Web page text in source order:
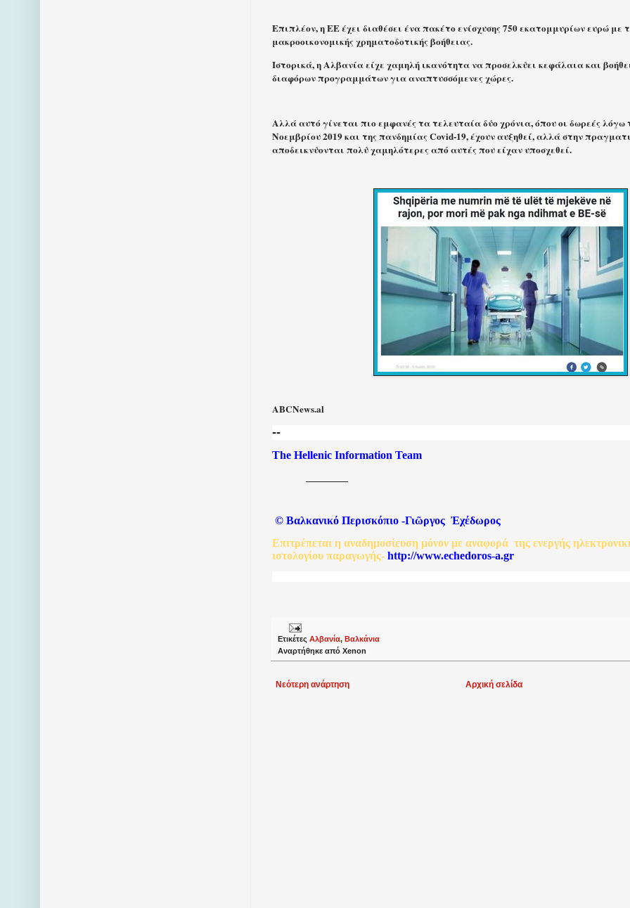
Επιπλέον, η ΕΕ έχει διαθέσει ένα πακέτο ενίσχυσης 750 εκατομμυρίων ευρώ με
μακροοικονομικής χρηματοδοτικής βοήθειας.
Ιστορικά, η Αλβανία είχε χαμηλή ικανότητα να προσελκύει κεφάλαια και
διαφόρων προγραμμάτων για αναπτυσσόμενες χώρες.
Αλλά αυτό γίνεται πιο εμφανές τα τελευταία δύο χρόνια, όπου οι δωρεές λόγω
Νοεμβρίου 2019 και της πανδημίας Covid-19, έχουν αυξηθεί, αλλά στην
αποδεικνύονται πολύ χαμηλότερες από αυτές που είχαν υποσχεθεί.
ABCNews.al
--
The Hellenic Information Team
© Βαλκανικό Περισκόπιο -Γιῶργος Ἐχέδωρος
Επιτρέπεται η αναδημοσίευση μόνον με αναφορά της ενεργής
ιστολογίου παραγωγής- http://www.echedoros-a.gr
Ετικέτες Αλβανία, Βαλκάνια
Αναρτήθηκε από Xenon
Νεότερη ανάρτηση Αρχική σελίδα